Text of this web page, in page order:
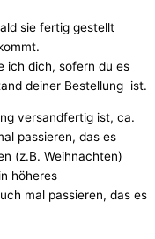
sie fertig gestellt
ich dich, sofern du es
deiner Bestellung ist.
versandfertig ist, ca.
passieren, das es
(z.B. Weihnachten)
höheres
mal passieren, das es